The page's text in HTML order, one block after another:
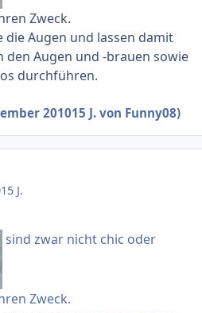
Zweck.
die Augen und lassen damit
den Augen und -brauen sowie
durchführen.
201015 J.von Funny08)
15 J.
sind zwar nicht chic oder
Zweck.